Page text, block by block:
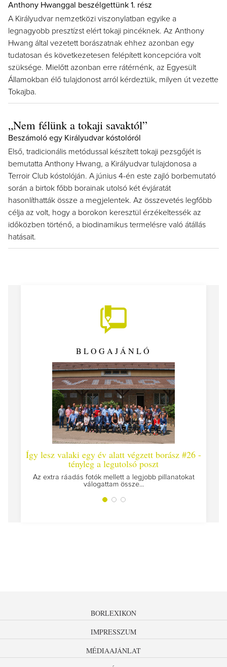
Anthony Hwanggal beszélgettünk 1. rész
A Királyudvar nemzetközi viszonylatban egyike a
legnagyobb presztízst elért tokaji pincéknek. Az Anthony
Hwang által vezetett borászatnak ehhez azonban egy
tudatosan és következetesen felépített koncepcióra volt
szüksége. Mielőtt azonban erre rátérnénk, az Egyesült
Államokban élő tulajdonost arról kérdeztük, milyen út vezette
Tokajba.
„Nem félünk a tokaji savaktól”
Beszámoló egy Királyudvar kóstolóról
Első, tradicionális metódussal készített tokaji pezsgőjét is
bemutatta Anthony Hwang, a Királyudvar tulajdonosa a
Terroir Club kóstolóján. A június 4-én este zajló borbemutató
során a birtok főbb borainak utolsó két évjáratát
hasonlíthatták össze a megjelentek. Az összevetés legfőbb
célja az volt, hogy a borokon keresztül érzékeltessék az
időközben történő, a biodinamikus termelésre való átállás
hatásait.
BLOGAJÁNLÓ
Így lesz valaki egy év alatt végzett borász #26 -
tényleg a legutolsó poszt
Az extra ráadás fotók mellett a legjobb pillanatokat
válogattam össze...
BORLEXIKON
IMPRESSZUM
MÉDIAAJÁNLAT